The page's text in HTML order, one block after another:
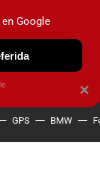
GPS BMW
×
Google